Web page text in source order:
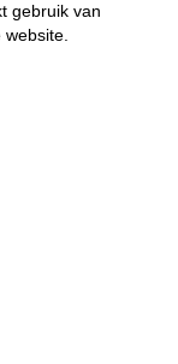
gebruik van